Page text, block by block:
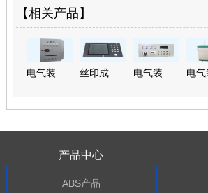
【相关产品】
产品中心
ABS产品